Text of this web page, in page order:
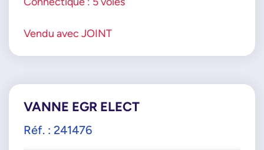
9660276280
SUZUKI
1852069K02
VALEO
700414
700444
Vendu avec JOINT
VANNE EGR ELECT
Réf. : 241476